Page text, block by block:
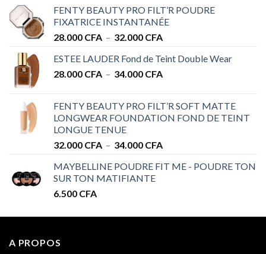
FENTY BEAUTY PRO FILT’R POUDRE
FIXATRICE INSTANTANÉE
28.000 CFA – 32.000 CFAPlage
prix :
28.000 CFA
ESTEE LAUDER Fond de Teint Double Wear
28.000 CFA – 34.000 CFAPlage
28.000 CFA
à
FENTY BEAUTY PRO FILT’R SOFT MATTE
LONGWEAR FOUNDATION FOND DE TEINT
LONGUE TENUE
32.000 CFA – 34.000 CFAPlage
prix :
MAYBELLINE POUDRE FIT ME - POUDRE TON
SUR TON MATIFIANTE
6.500 CFA
A PROPOS